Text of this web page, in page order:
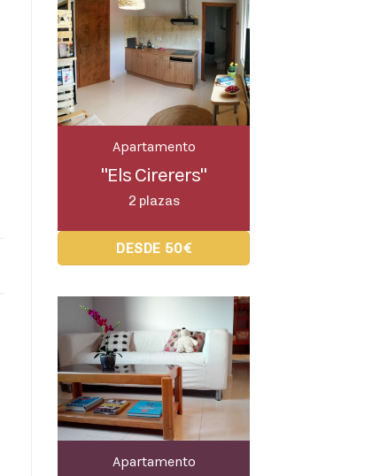
Apartamento
"Els Cirerers"
2 plazas
DESDE 50€
Apartamento